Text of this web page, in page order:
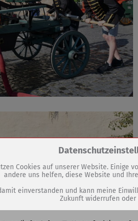
Zum Betrieb der Seite notwendige
PHP Session Cookie
Eigentümer dieser Website (Wenko-
Absicherung Kontaktformular / SPAM
PHPSESSID, fe_typo_user
Cookies auf unserer Website. Einige
andere uns helfen, diese Website und
einverstanden und kann meine
Zukunft widerrufen oder